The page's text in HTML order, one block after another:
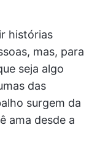
histórias
mas, para
seja algo
das
surgem da
ama desde a